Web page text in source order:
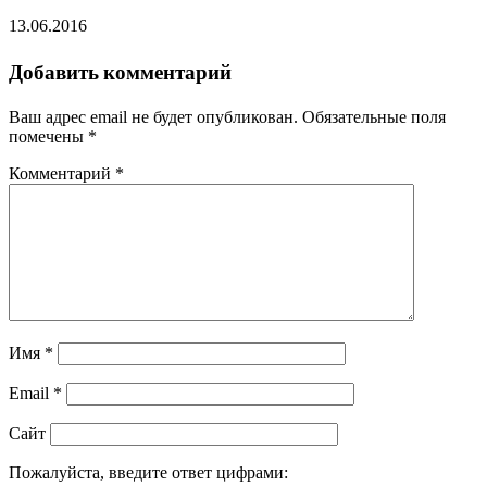
13.06.2016
Добавить комментарий
Ваш адрес email не будет опубликован. Обязательные поля
помечены *
Комментарий *
Имя *
Email *
Сайт
Пожалуйста, введите ответ цифрами: